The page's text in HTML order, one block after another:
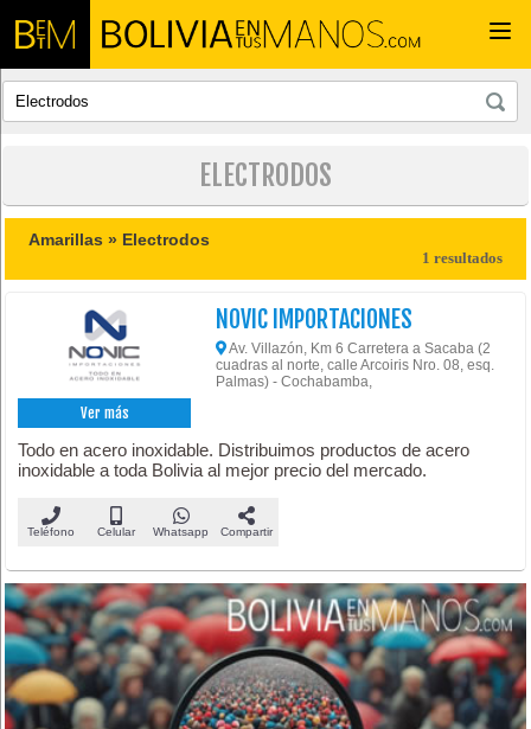
ELECTRODOS
Amarillas » Electrodos
1 resultados
Ver más
NOVIC IMPORTACIONES
Av. Villazón, Km 6 Carretera a Sacaba (2
cuadras al norte, calle Arcoiris Nro. 08, esq.
Palmas) - Cochabamba,
Todo en acero inoxidable. Distribuimos productos de acero
inoxidable a toda Bolivia al mejor precio del mercado.
Teléfono Celular Whatsapp Compartir